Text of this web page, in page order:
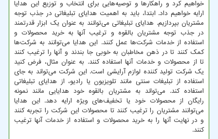
خواهیم کرد و راهکارها و توصیه‌هایی برای انتخاب و توزیع این هدایا
ارایه خواهیم داد. ابتدا، باید به اهمیت هدایای تبلیغاتی در جذب توجه
مشتریان بپردازیم. هدایای تبلیغاتی می‌توانند به عنوان یک ابزار قدرتمند
در جذب توجه مشتریان بالقوه و ترغیب آنها به خرید محصولات و
استفاده از خدمات شرکت‌ها عمل کنند. این هدایا می‌توانند به شرکت‌ها
کمک کنند تا در ذهن مخاطبان به خوبی جا بندند و آنها را ترغیب کنند
تا از محصولات و خدمات آنها استفاده کنند. به عنوان مثال، فرض کنید
یک شرکت تولید کننده لوازم آرایشی است. این شرکت می‌تواند به جای
استفاده از تبلیغات سنتی مانند تلویزیون یا رادیو، از هدایای تبلیغاتی
استفاده کند. می‌تواند به مشتریان بالقوه خود هدایایی مانند نمونه
رایگان از محصولات خود یا تخفیف‌های ویژه ارایه دهد. این هدایا
می‌توانند مشتریان را ترغیب کنند تا محصولات این شرکت را تجربه کنند
و در نهایت آنها را به خرید محصولات و استفاده از خدمات آنها ترغیب
کنند.